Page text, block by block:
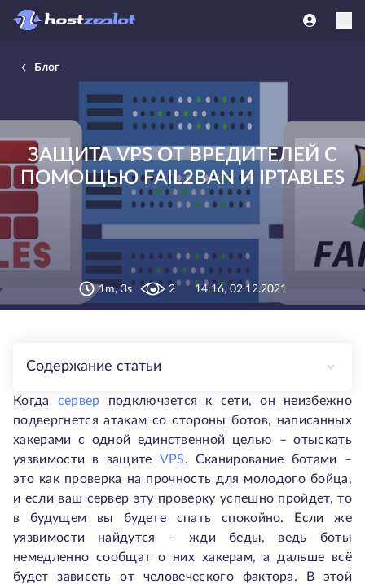
Блог
ЗАЩИТА VPS ОТ ВРЕДИТЕЛЕЙ С
ПОМОЩЬЮ FAIL2BAN И IPTABLES
1m, 3s 2 14:16, 02.12.2021
Содержание статьи
Когда сервер подключается к сети, он неизбежно
подвергнется атакам со стороны ботов, написанных
хакерами с одной единственной целью – отыскать
уязвимости в защите VPS. Сканирование ботами –
это как проверка на прочность для молодого бойца,
и если ваш сервер эту проверку успешно пройдет, то
в будущем вы будете спать спокойно. Если же
уязвимости найдутся – жди беды, ведь боты
немедленно сообщат о них хакерам, а дальше всё
будет зависеть от человеческого фактора. В этой